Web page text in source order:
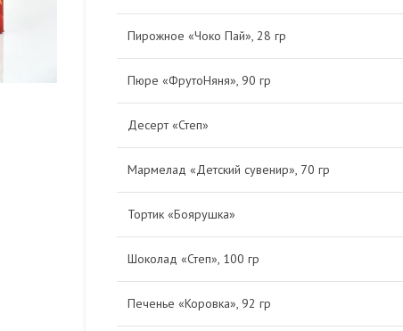
Пирожное «Чоко Пай», 28 гр
Пюре «ФрутоНяня», 90 гр
Десерт «Степ»
Мармелад «Детский сувенир», 70 гр
Тортик «Боярушка»
Шоколад «Степ», 100 гр
Печенье «Коровка», 92 гр